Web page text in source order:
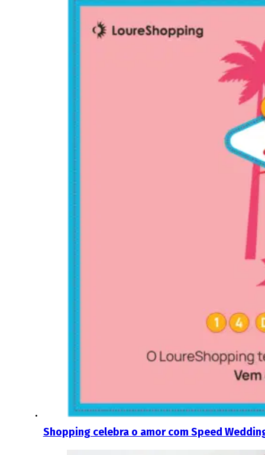
Shopping celebra o amor com Speed